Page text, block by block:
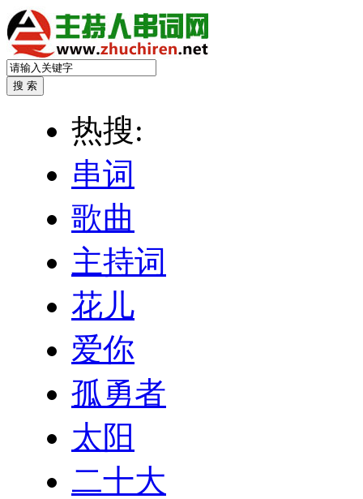
热搜:
串词
歌曲
主持词
花儿
爱你
孤勇者
太阳
二十大